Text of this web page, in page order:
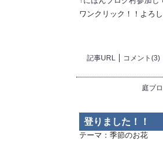
ワンクリック！！よろ
記事URL コメント(3)
庭ブ
登りました！！
テーマ： 季節のお花